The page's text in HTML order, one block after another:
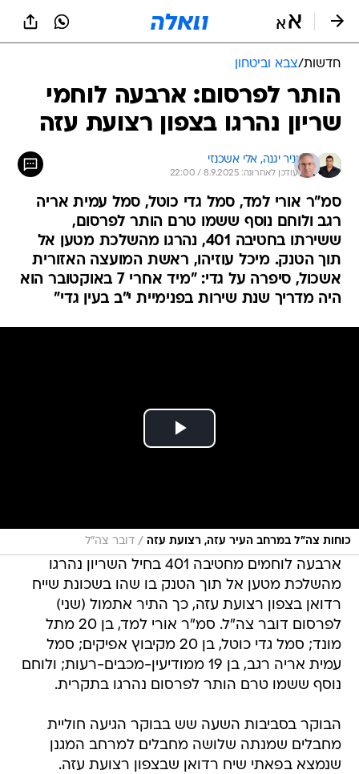
חדשות/צבא וביטחון
הותר לפרסום: ארבעה לוחמי
שריון נהרגו בצפון רצועת עזה
יניר יגנה, אלי אשכנזי
עודכן לאחרונה: 8.9.2025 / 22:00
סמ"ר אורי למד, סמל גדי כוטל, סמל עמית אריה
רגב ולוחם נוסף ששמו טרם הותר לפרסום,
ששירתו בחטיבה 401, נהרגו מהשלכת מטען אל
תוך הטנק. מיכל עוזיהו, ראשת המועצה האזורית
אשכול, סיפרה על גדי: "מיד אחרי 7 באוקטובר הוא
היה מדריך שנת שירות בפנימיית י"ב בעין גדי"
כוחות צה"ל במרחב העיר עזה, רצועת עזה / דובר צה"ל
ארבעה לוחמים מחטיבה 401 בחיל השריון נהרגו
מהשלכת מטען אל תוך הטנק בו שהו בשכונת שייח
רדואן בצפון רצועת עזה, כך התיר אתמול (שני)
לפרסום דובר צה"ל. סמ"ר אורי למד, בן 20 מתל
מונד; סמל גדי כוטל, בן 20 מקיבוץ אפיקים; סמל
עמית אריה רגב, בן 19 ממודיעין-מכבים-רעות; ולוחם
נוסף ששמו טרם הותר לפרסום נהרגו בתקרית.
הבוקר בסביבות השעה שש בבוקר הגיעה חוליית
מחבלים שמנתה שלושה מחבלים למרחב המגנן
שנמצא בפאתי שיח רדואן שבצפון רצועת עזה.